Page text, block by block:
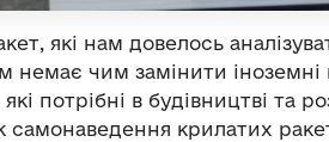
які нам довелось
немає чим замінити
потрібні в будівництві та
самонаведення крилатих